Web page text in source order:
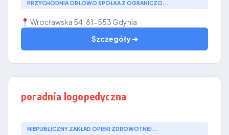
PRZYCHODNIA ORŁOWO SPÓŁKA Z OGRANICZO...
Wrocławska 54, 81-553 Gdynia
Szczegóły ➔
poradnia logopedyczna
NIEPUBLICZNY ZAKŁAD OPIEKI ZDROWOTNEJ...